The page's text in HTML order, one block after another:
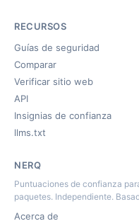
RECURSOS
Guías de seguridad
Comparar
Verificar sitio web
API
Insignias de confianza
llms.txt
NERQ
Puntuaciones de confianza
paquetes. Independiente.
Acerca de